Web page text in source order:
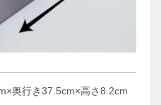
奥行き37.5cm×高さ8.2cm